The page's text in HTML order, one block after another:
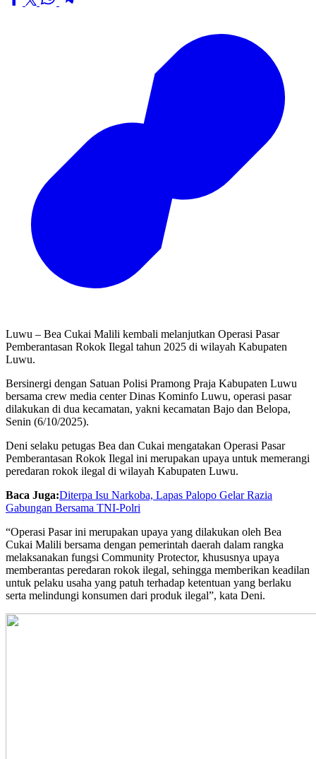
Luwu – Bea Cukai Malili kembali melanjutkan Operasi Pasar
Pemberantasan Rokok Ilegal tahun 2025 di wilayah Kabupaten
Luwu.
Bersinergi dengan Satuan Polisi Pramong Praja Kabupaten Luwu
bersama crew media center Dinas Kominfo Luwu, operasi pasar
dilakukan di dua kecamatan, yakni kecamatan Bajo dan Belopa,
Senin (6/10/2025).
Deni selaku petugas Bea dan Cukai mengatakan Operasi Pasar
Pemberantasan Rokok Ilegal ini merupakan upaya untuk memerangi
peredaran rokok ilegal di wilayah Kabupaten Luwu.
Baca Juga:Diterpa Isu Narkoba, Lapas Palopo Gelar Razia
Gabungan Bersama TNI-Polri
“Operasi Pasar ini merupakan upaya yang dilakukan oleh Bea
Cukai Malili bersama dengan pemerintah daerah dalam rangka
melaksanakan fungsi Community Protector, khususnya upaya
memberantas peredaran rokok ilegal, sehingga memberikan keadilan
untuk pelaku usaha yang patuh terhadap ketentuan yang berlaku
serta melindungi konsumen dari produk ilegal”, kata Deni.